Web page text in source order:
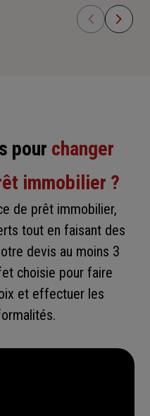
pour changer
immobilier ?
de prêt immobilier,
tout en faisant des
devis au moins 3
choisie pour faire
et effectuer les